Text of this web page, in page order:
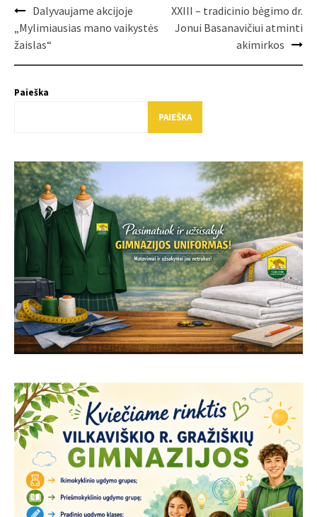
Post
navigation
Dalyvaujame akcijoje
„Mylimiausias mano vaikystės
žaislas“
XXIII – tradicinio bėgimo dr.
Jonui Basanavičiui atminti
akimirkos
Paieška
PAIEŠKA